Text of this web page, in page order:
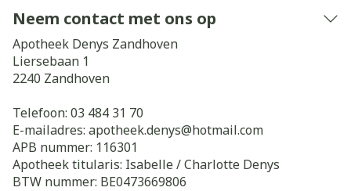
Neem contact met ons op
Apotheek Denys Zandhoven
Liersebaan 1
2240 Zandhoven
Telefoon: 03 484 31 70
E-mailadres: apotheek.denys@hotmail.com
APB nummer: 116301
Apotheek titularis: Isabelle / Charlotte Denys
BTW nummer: BE0473669806